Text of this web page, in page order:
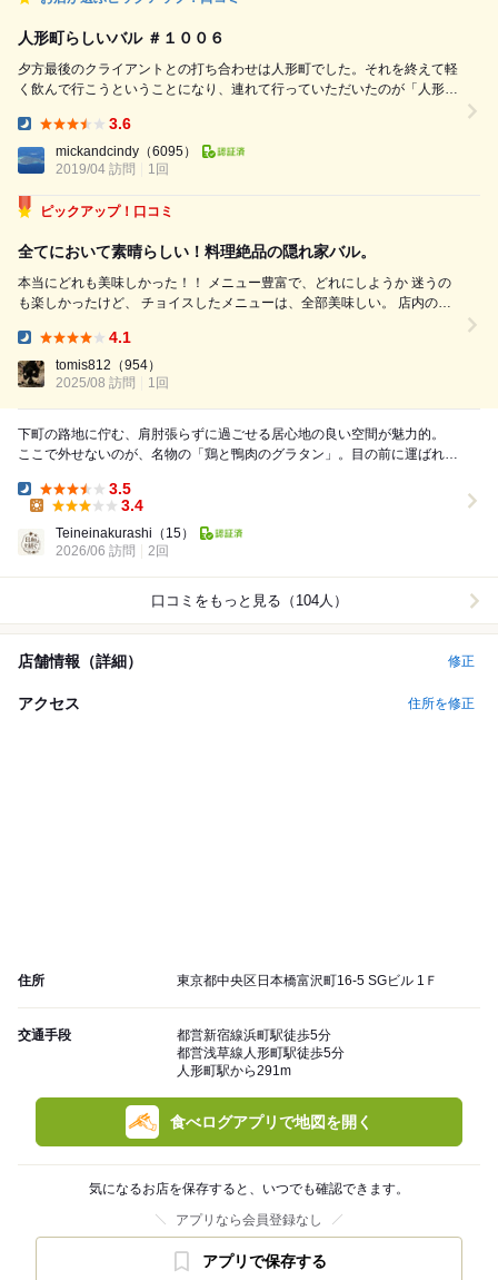
人形町らしいバル ＃１００６
夕方最後のクライアントとの打ち合わせは人形町でした。それを終えて軽
く飲んで行こうということになり、連れて行っていただいたのが「人形町
に進み、久松警察署前交差点を左折してすぐにあるビルの中２階です。外
観はあまり目立たないし、入口がわかりにくいので、１人では多分来るこ
3.6
mickandcindy （6095）
2019/04 訪問
1回
ピックアップ！口コミ
全てにおいて素晴らしい！料理絶品の隠れ家バル。
本当にどれも美味しかった！！ メニュー豊富で、どれにしようか 迷うの
も楽しかったけど、 チョイスしたメニューは、全部美味しい。 店内の雰
4.1
tomis812 （954）
2025/08 訪問
1回
下町の路地に佇む、肩肘張らずに過ごせる居心地の良い空間が魅力的。
ここで外せないのが、名物の「鶏と鴨肉のグラタン」。目の前に運ばれて
Dinner:
3.5
3.4
Teineinakurashi （15）
2026/06 訪問
2回
口コミをもっと見る（104人）
店舗情報（詳細） 修正
アクセス 住所を修正
住所 東京都中央区日本橋富沢町16-5 SGビル 1Ｆ
交通手段
都営新宿線浜町駅徒歩5分
都営浅草線人形町駅徒歩5分
人形町駅から291m
食べログアプリで地図を開く
気になるお店を保存すると、いつでも確認できます。
アプリなら会員登録なし
アプリで保存する